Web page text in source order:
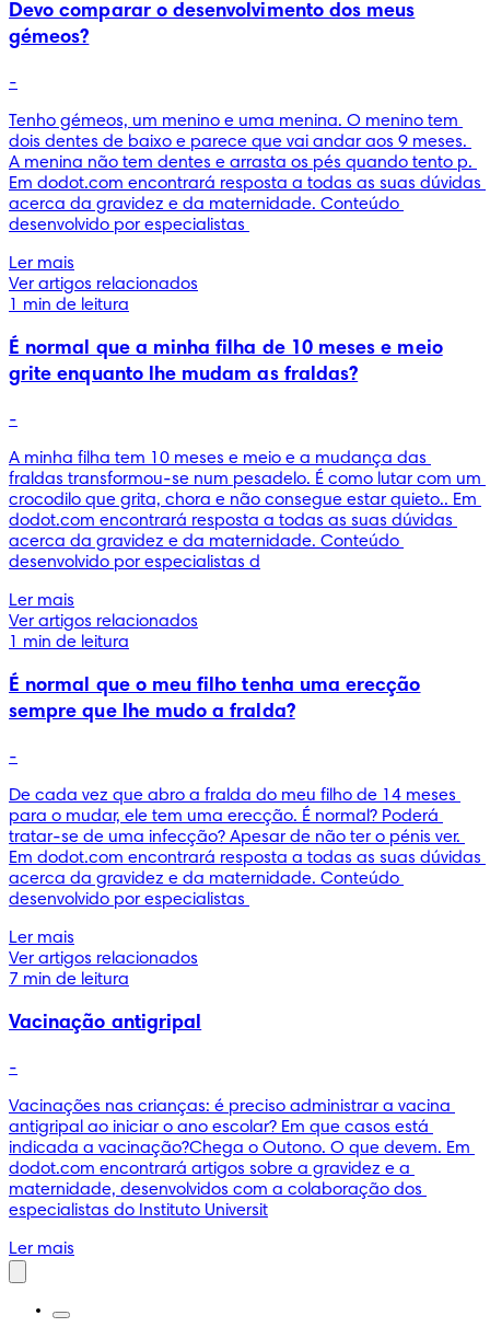
Devo comparar o desenvolvimento dos meus
gémeos?
-
Tenho gémeos, um menino e uma menina. O menino tem
dois dentes de baixo e parece que vai andar aos 9 meses.
A menina não tem dentes e arrasta os pés quando tento p.
Em dodot.com encontrará resposta a todas as suas dúvidas
acerca da gravidez e da maternidade. Conteúdo
desenvolvido por especialistas
Ler mais
Ver artigos relacionados
1 min de leitura
É normal que a minha filha de 10 meses e meio
grite enquanto lhe mudam as fraldas?
-
A minha filha tem 10 meses e meio e a mudança das
fraldas transformou-se num pesadelo. É como lutar com um
crocodilo que grita, chora e não consegue estar quieto.. Em
dodot.com encontrará resposta a todas as suas dúvidas
acerca da gravidez e da maternidade. Conteúdo
desenvolvido por especialistas d
Ler mais
Ver artigos relacionados
1 min de leitura
É normal que o meu filho tenha uma erecção
sempre que lhe mudo a fralda?
-
De cada vez que abro a fralda do meu filho de 14 meses
para o mudar, ele tem uma erecção. É normal? Poderá
tratar-se de uma infecção? Apesar de não ter o pénis ver.
Em dodot.com encontrará resposta a todas as suas dúvidas
acerca da gravidez e da maternidade. Conteúdo
desenvolvido por especialistas
Ler mais
Ver artigos relacionados
7 min de leitura
Vacinação antigripal
-
Vacinações nas crianças: é preciso administrar a vacina
antigripal ao iniciar o ano escolar? Em que casos está
indicada a vacinação?Chega o Outono. O que devem. Em
dodot.com encontrará artigos sobre a gravidez e a
maternidade, desenvolvidos com a colaboração dos
especialistas do Instituto Universit
Ler mais